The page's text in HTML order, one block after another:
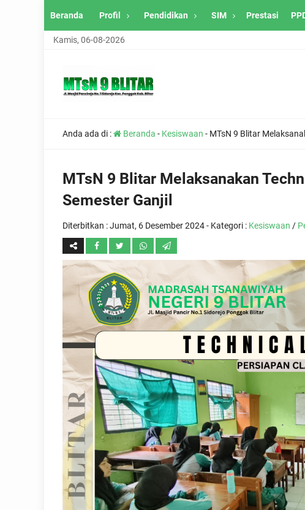
Beranda Profil Pendidikan SIM Prestasi
Kamis, 06-08-2026
Anda ada di : Beranda - Kesiswaan - MTsN 9 Blitar
MTsN 9 Blitar Melaksanakan
Semester Ganjil
Diterbitkan :Jumat, 6 Desember 2024- Kategori : Kesiswaan /